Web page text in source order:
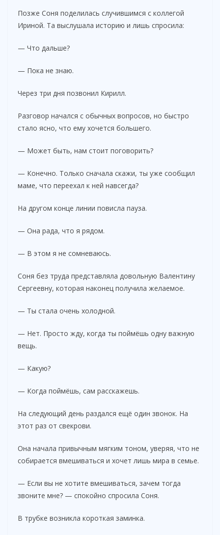
Позже Соня поделилась случившимся с коллегой
Ириной. Та выслушала историю и лишь спросила:
— Что дальше?
— Пока не знаю.
Через три дня позвонил Кирилл.
Разговор начался с обычных вопросов, но быстро
стало ясно, что ему хочется большего.
— Может быть, нам стоит поговорить?
— Конечно. Только сначала скажи, ты уже сообщил
маме, что переехал к ней навсегда?
На другом конце линии повисла пауза.
— Она рада, что я рядом.
— В этом я не сомневаюсь.
Соня без труда представляла довольную Валентину
Сергеевну, которая наконец получила желаемое.
— Ты стала очень холодной.
— Нет. Просто жду, когда ты поймёшь одну важную
вещь.
— Какую?
— Когда поймёшь, сам расскажешь.
На следующий день раздался ещё один звонок. На
этот раз от свекрови.
Она начала привычным мягким тоном, уверяя, что не
собирается вмешиваться и хочет лишь мира в семье.
— Если вы не хотите вмешиваться, зачем тогда
звоните мне? — спокойно спросила Соня.
В трубке возникла короткая заминка.